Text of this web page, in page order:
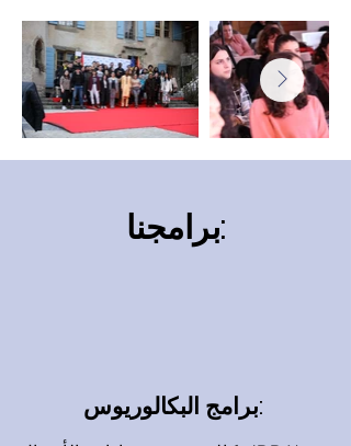
برامجنا:
برامج البكالوريوس: